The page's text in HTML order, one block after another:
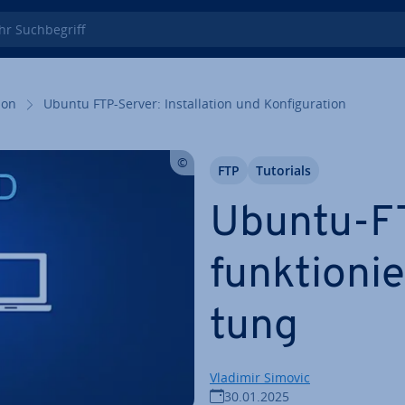
Such­be­griff
Ubuntu FTP-Server: In­stal­la­ti­on und Kon­fi­gu­ra­ti­on
Ubuntu-
tung
Vladimir Simovic
30.01.2025
FTP Tutorials